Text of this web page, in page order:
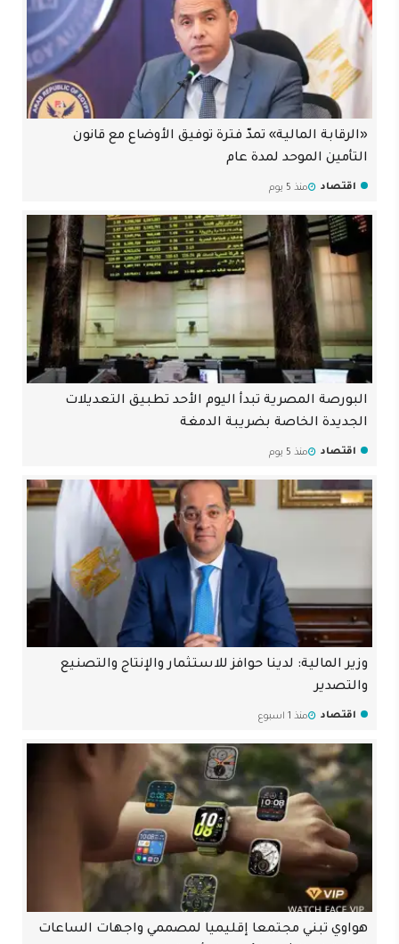
«الرقابة المالية» تمدّ فترة توفيق الأوضاع مع قانون
التأمين الموحد لمدة عام
اقتصاد منذ 5 يوم
البورصة المصرية تبدأ اليوم الأحد تطبيق التعديلات
الجديدة الخاصة بضريبة الدمغة
اقتصاد منذ 5 يوم
وزير المالية: لدينا حوافز للاستثمار والإنتاج والتصنيع
والتصدير
اقتصاد منذ 1 اسبوع
هواوي تبني مجتمعا إقليميا لمصممي واجهات الساعات